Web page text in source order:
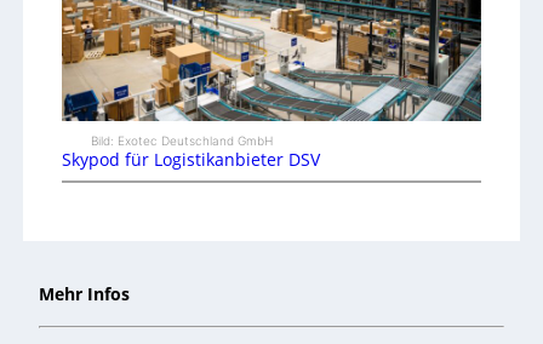
Bild: Exotec Deutschland GmbH
Skypod für Logistikanbieter DSV
Mehr Infos